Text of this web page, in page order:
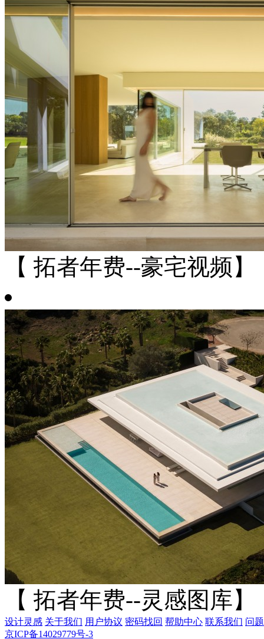
【 拓者年费--豪宅视频】
【 拓者年费--灵感图库】
设计灵感 关于我们 用户协议 密码找回 帮助中心 联系我们 问
京ICP备14029779号-3